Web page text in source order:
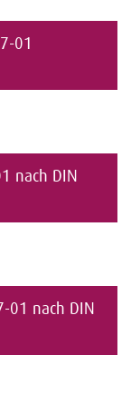
01
nach DIN
01 nach DIN